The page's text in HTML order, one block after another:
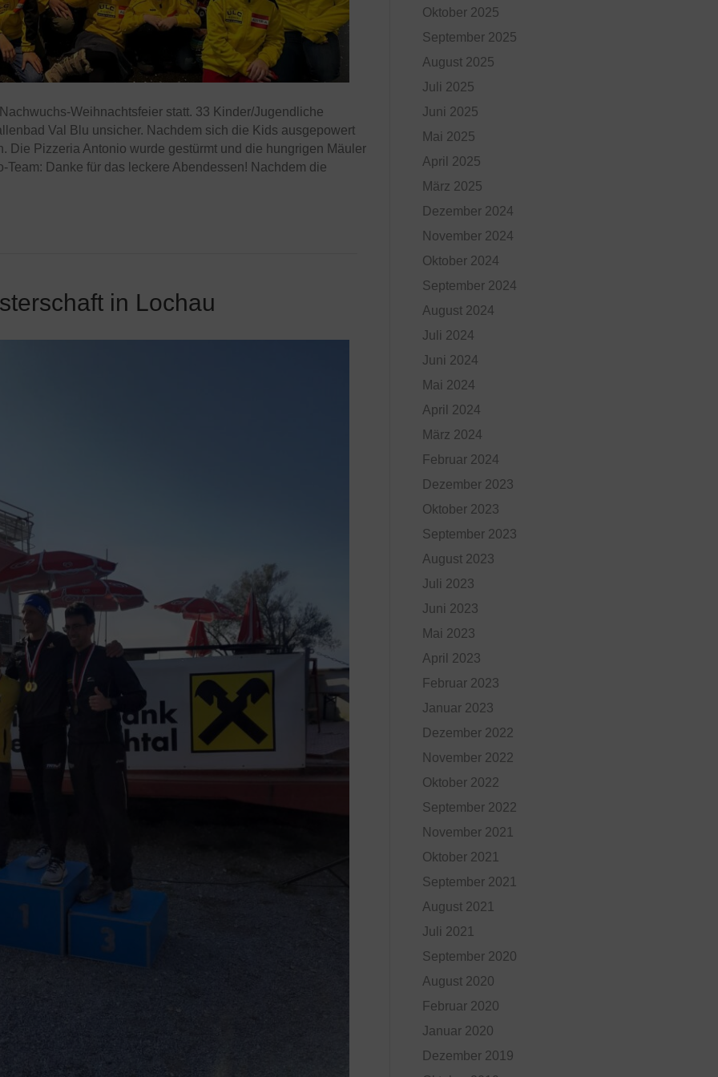
Weihnachtsfeier statt. 33 Kinder/Jugendliche
Val Blu unsicher. Nachdem sich die Kids ausgepowert
Die Pizzeria Antonio wurde gestürmt und die hungrigen Mäuler
Danke für das leckere Abendessen! Nachdem die
in Lochau
Oktober 2025
September 2025
August 2025
Juli 2025
Juni 2025
Mai 2025
April 2025
März 2025
Dezember 2024
November 2024
Oktober 2024
September 2024
August 2024
Juli 2024
Juni 2024
Mai 2024
April 2024
März 2024
Februar 2024
Dezember 2023
Oktober 2023
September 2023
August 2023
Juli 2023
Juni 2023
Mai 2023
April 2023
Februar 2023
Januar 2023
Dezember 2022
November 2022
Oktober 2022
September 2022
November 2021
Oktober 2021
September 2021
August 2021
Juli 2021
September 2020
August 2020
Februar 2020
Januar 2020
Dezember 2019